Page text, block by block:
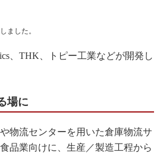
製造業ビッグデータ
メイドインジャパン
海外生産
制御セキュリティ
ました。
、THK、トピー工業などが開発し
場に
物流センターを用いた倉庫物流サ
品業向けに、生産／製造工程から